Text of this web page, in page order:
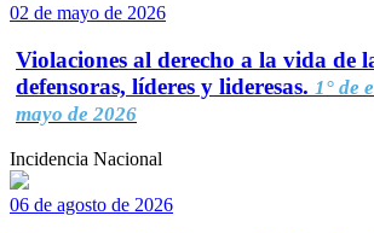
02 de mayo de 2026
Violaciones al derecho a la vida de
defensoras, líderes y lideresas. 1° de
mayo de 2026
Incidencia Nacional
06 de agosto de 2026